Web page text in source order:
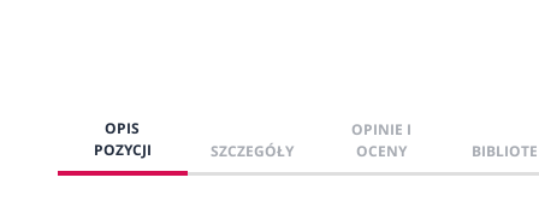
OPIS
POZYCJI
SZCZEGÓŁY
OPINIE I
OCENY